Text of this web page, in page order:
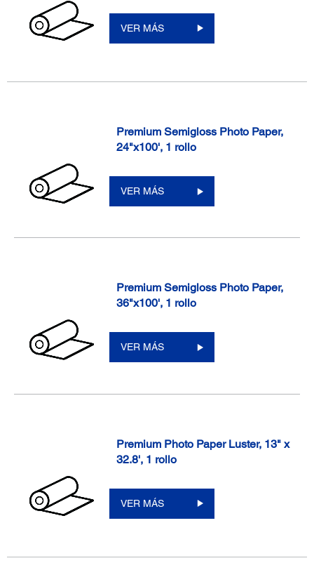
VER MÁS
Premium Semigloss Photo Paper,
24"x100', 1 rollo
VER MÁS
Premium Semigloss Photo Paper,
36"x100', 1 rollo
VER MÁS
Premium Photo Paper Luster, 13" x
32.8', 1 rollo
VER MÁS